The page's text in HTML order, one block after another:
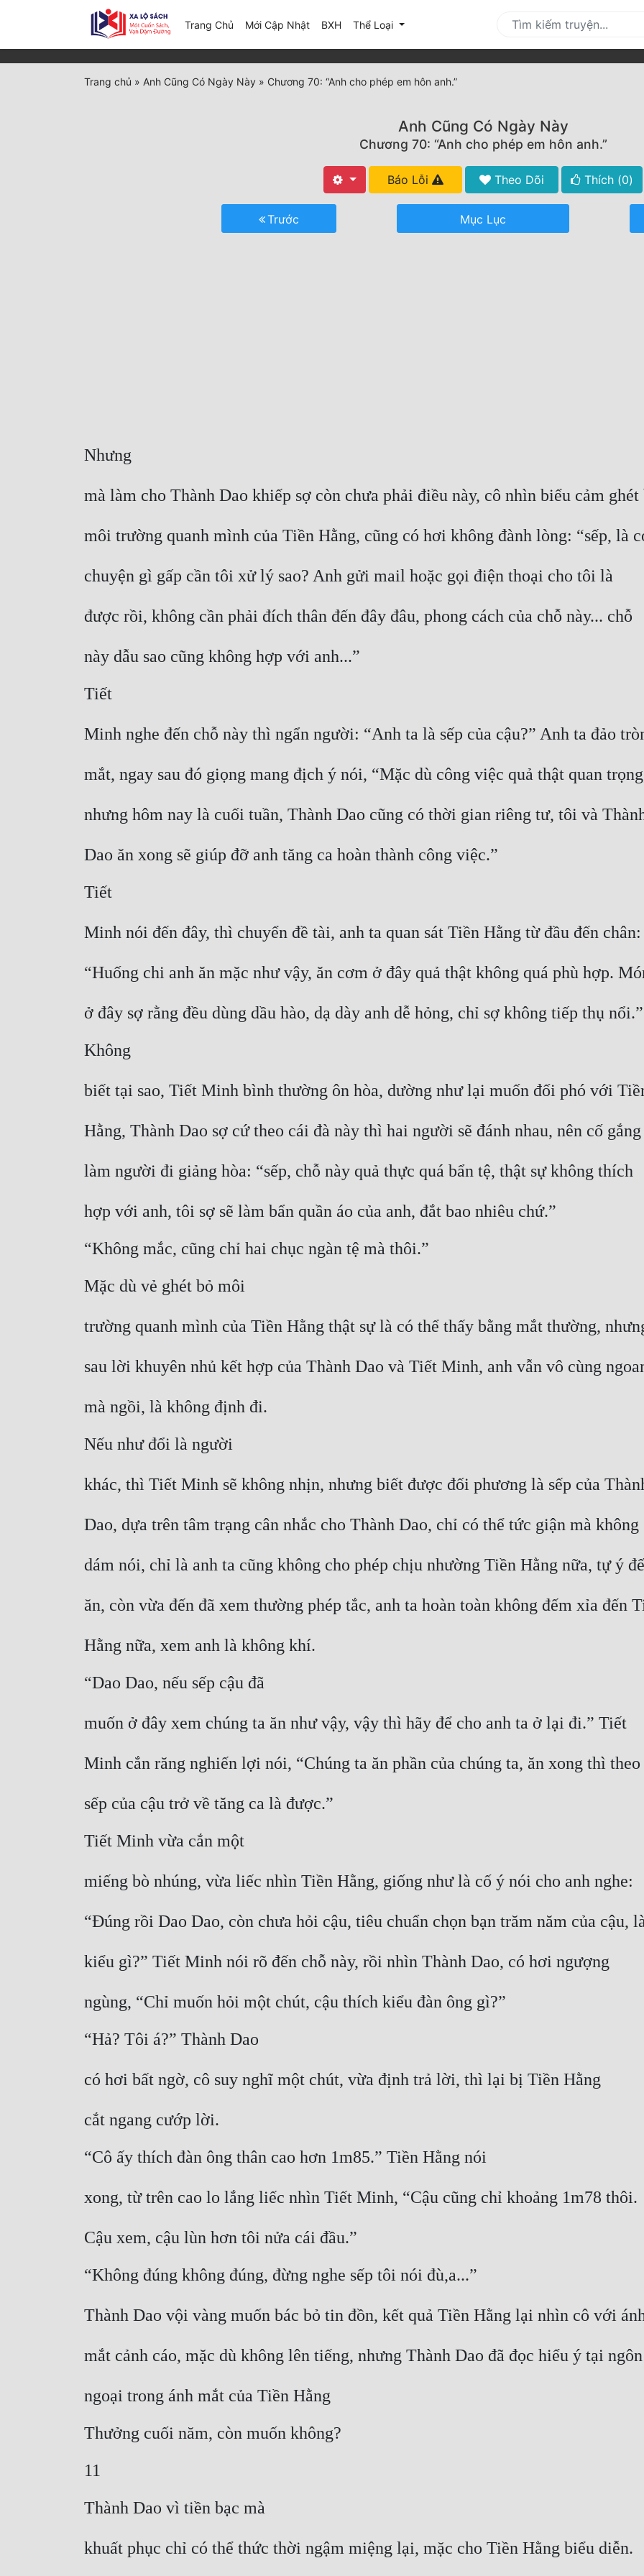
Trang Chủ Mới Cập Nhật(current)
BXH Thể Loại
Trang chủ » Anh Cũng Có Ngày Này » Chương 70: “Anh cho phép em hôn anh.”
Anh Cũng Có Ngày Này
Chương 70: “Anh cho phép em hôn anh.”
Báo Lỗi Theo Dõi Thích (0)
Trước Mục Lục
Nhưng
mà làm cho Thành Dao khiếp sợ còn chưa phải điều này, cô nhìn biểu cảm ghét
môi trường quanh mình của Tiền Hằng, cũng có hơi không đành lòng: “sếp, là
chuyện gì gấp cần tôi xử lý sao? Anh gửi mail hoặc gọi điện thoại cho tôi là
được rồi, không cần phải đích thân đến đây đâu, phong cách của chỗ này... chỗ
này dẫu sao cũng không hợp với anh...”
Tiết
Minh nghe đến chỗ này thì ngẩn người: “Anh ta là sếp của cậu?” Anh ta đảo
mắt, ngay sau đó giọng mang địch ý nói, “Mặc dù công việc quả thật quan
nhưng hôm nay là cuối tuần, Thành Dao cũng có thời gian riêng tư, tôi và
Dao ăn xong sẽ giúp đỡ anh tăng ca hoàn thành công việc.”
Tiết
Minh nói đến đây, thì chuyển đề tài, anh ta quan sát Tiền Hằng từ đầu đến chân:
“Huống chi anh ăn mặc như vậy, ăn cơm ở đây quả thật không quá phù hợp.
ở đây sợ rằng đều dùng dầu hào, dạ dày anh dễ hỏng, chỉ sợ không tiếp thụ nổi.”
Không
biết tại sao, Tiết Minh bình thường ôn hòa, dường như lại muốn đối phó với
Hằng, Thành Dao sợ cứ theo cái đà này thì hai người sẽ đánh nhau, nên cố gắng
làm người đi giảng hòa: “sếp, chỗ này quả thực quá bẩn tệ, thật sự không thích
hợp với anh, tôi sợ sẽ làm bẩn quần áo của anh, đắt bao nhiêu chứ.”
“Không mắc, cũng chỉ hai chục ngàn tệ mà thôi.”
Mặc dù vẻ ghét bỏ môi
trường quanh mình của Tiền Hằng thật sự là có thể thấy bằng mắt thường,
sau lời khuyên nhủ kết hợp của Thành Dao và Tiết Minh, anh vẫn vô cùng
mà ngồi, là không định đi.
Nếu như đổi là người
khác, thì Tiết Minh sẽ không nhịn, nhưng biết được đối phương là sếp của
Dao, dựa trên tâm trạng cân nhắc cho Thành Dao, chỉ có thể tức giận mà không
dám nói, chỉ là anh ta cũng không cho phép chịu nhường Tiền Hằng nữa, tự ý
ăn, còn vừa đến đã xem thường phép tắc, anh ta hoàn toàn không đếm xỉa đến
Hằng nữa, xem anh là không khí.
“Dao Dao, nếu sếp cậu đã
muốn ở đây xem chúng ta ăn như vậy, vậy thì hãy để cho anh ta ở lại đi.” Tiết
Minh cắn răng nghiến lợi nói, “Chúng ta ăn phần của chúng ta, ăn xong thì theo
sếp của cậu trở về tăng ca là được.”
Tiết Minh vừa cắn một
miếng bò nhúng, vừa liếc nhìn Tiền Hằng, giống như là cố ý nói cho anh nghe:
“Đúng rồi Dao Dao, còn chưa hỏi cậu, tiêu chuẩn chọn bạn trăm năm của cậu,
kiểu gì?” Tiết Minh nói rõ đến chỗ này, rồi nhìn Thành Dao, có hơi ngượng
ngùng, “Chỉ muốn hỏi một chút, cậu thích kiểu đàn ông gì?”
“Hả? Tôi á?” Thành Dao
có hơi bất ngờ, cô suy nghĩ một chút, vừa định trả lời, thì lại bị Tiền Hằng
cắt ngang cướp lời.
“Cô ấy thích đàn ông thân cao hơn 1m85.” Tiền Hằng nói
xong, từ trên cao lo lắng liếc nhìn Tiết Minh, “Cậu cũng chỉ khoảng 1m78 thôi.
Cậu xem, cậu lùn hơn tôi nửa cái đầu.”
“Không đúng không đúng, đừng nghe sếp tôi nói đù,a...”
Thành Dao vội vàng muốn bác bỏ tin đồn, kết quả Tiền Hằng lại nhìn cô với
mắt cảnh cáo, mặc dù không lên tiếng, nhưng Thành Dao đã đọc hiểu ý tại ngôn
ngoại trong ánh mắt của Tiền Hằng
Thưởng cuối năm, còn muốn không?
11
Thành Dao vì tiền bạc mà
khuất phục chỉ có thể thức thời ngậm miệng lại, mặc cho Tiền Hằng biểu diễn.